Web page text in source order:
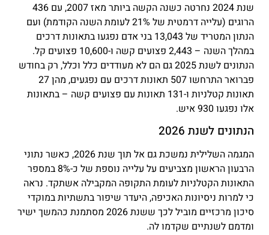
שנת 2024 נחרטה כשנה הקשה ביותר מאז 2007, עם 436
הרוגים (עלייה דרמטית של 21% לעומת השנה הקודמת) ועם
הנתון המטריד של 13,043 בני אדם נפגעו בתאונות דרכים
במהלך השנה – 2,443 פצועים קשה ו-10,600 פצועים קל.
הנתונים לשנת 2025 גם הם לא מעודדים כלל וכלל, רק בחודש
פברואר התרחשו 507 תאונות דרכים עם נפגעים, מהן 27
תאונות קטלניות ו-131 תאונות עם פצועים קשה – בתאונות
אלו נפגעו 930 איש.
הנתונים לשנת 2026
המגמה השלילית נמשכת גם אל תוך שנת 2026, כאשר נתוני
הרבעון הראשון מצביעים על עלייה נוספת של כ-8% במספר
התאונות הקטלניות לעומת התקופה המקבילה אשתקד. נראה
כי למרות ניסיונות האכיפה, היעדר שיפור בתשתיות במוקדי
סיכון מרכזיים מוביל לכך ששנת 2026 מסתמנת כהמשך ישיר
ומדמם לשנתיים שקדמו לה.